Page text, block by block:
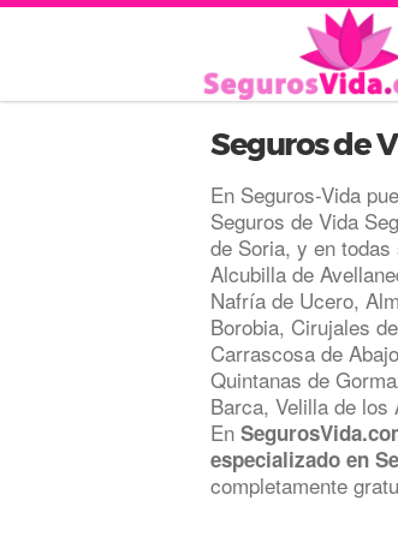
Seguros de
En Seguros-Vida
Seguros de Vida
de Soria, y en
Alcubilla de
Nafría de Ucero,
Borobia, Cirujales
Carrascosa de
Quintanas de
Barca, Velilla de los
En
especializado en
completamente